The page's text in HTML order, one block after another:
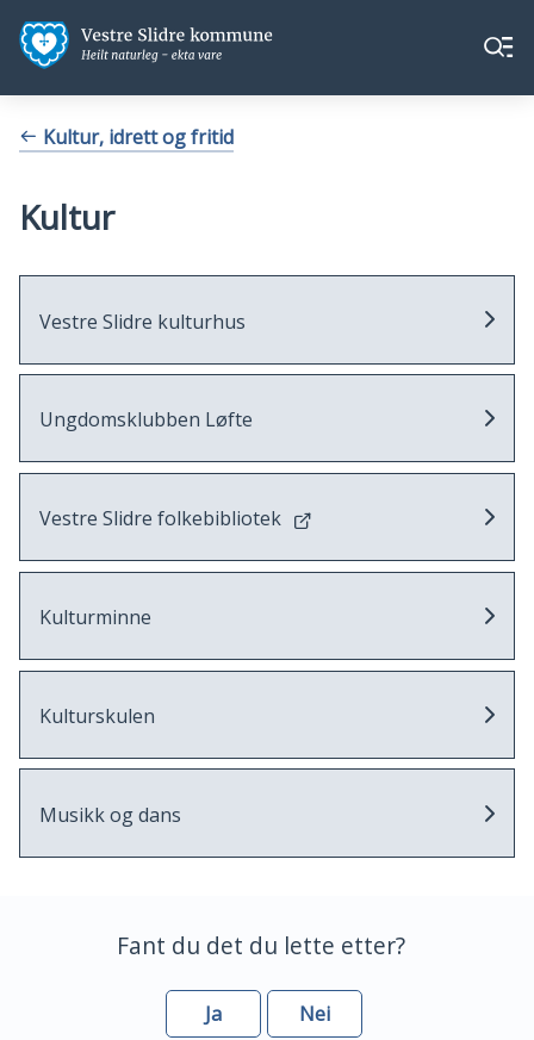
Vestre
Slidre
kommune
Vestre
Slidre
Meny
Du Kultur, idrett og fritid
Kultur
Vestre Slidre kulturhus
Ungdomsklubben Løfte
Vestre Slidre folkebibliotek
Kulturminne
Kulturskulen
Musikk og dans
Fant du det du lette etter?
Ja Nei